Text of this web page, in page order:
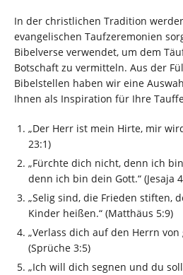
In der christlichen Tradition
evangelischen Taufzeremonien
Bibelverse verwendet, um dem
Botschaft zu vermitteln. Aus der
Bibelstellen haben wir eine
Ihnen als Inspiration für Ihre
„Der Herr ist mein Hirte, mir
23:1)
„Fürchte dich nicht, denn ich
denn ich bin dein Gott.“ (Jesaja
„Selig sind, die Frieden stiften,
Kinder heißen.“ (Matthäus 5:9)
„Verlass dich auf den Herrn von
(Sprüche 3:5)
„Ich will dich segnen und du